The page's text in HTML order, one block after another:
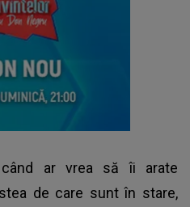
ar vrea să îi arate
de care sunt în stare,